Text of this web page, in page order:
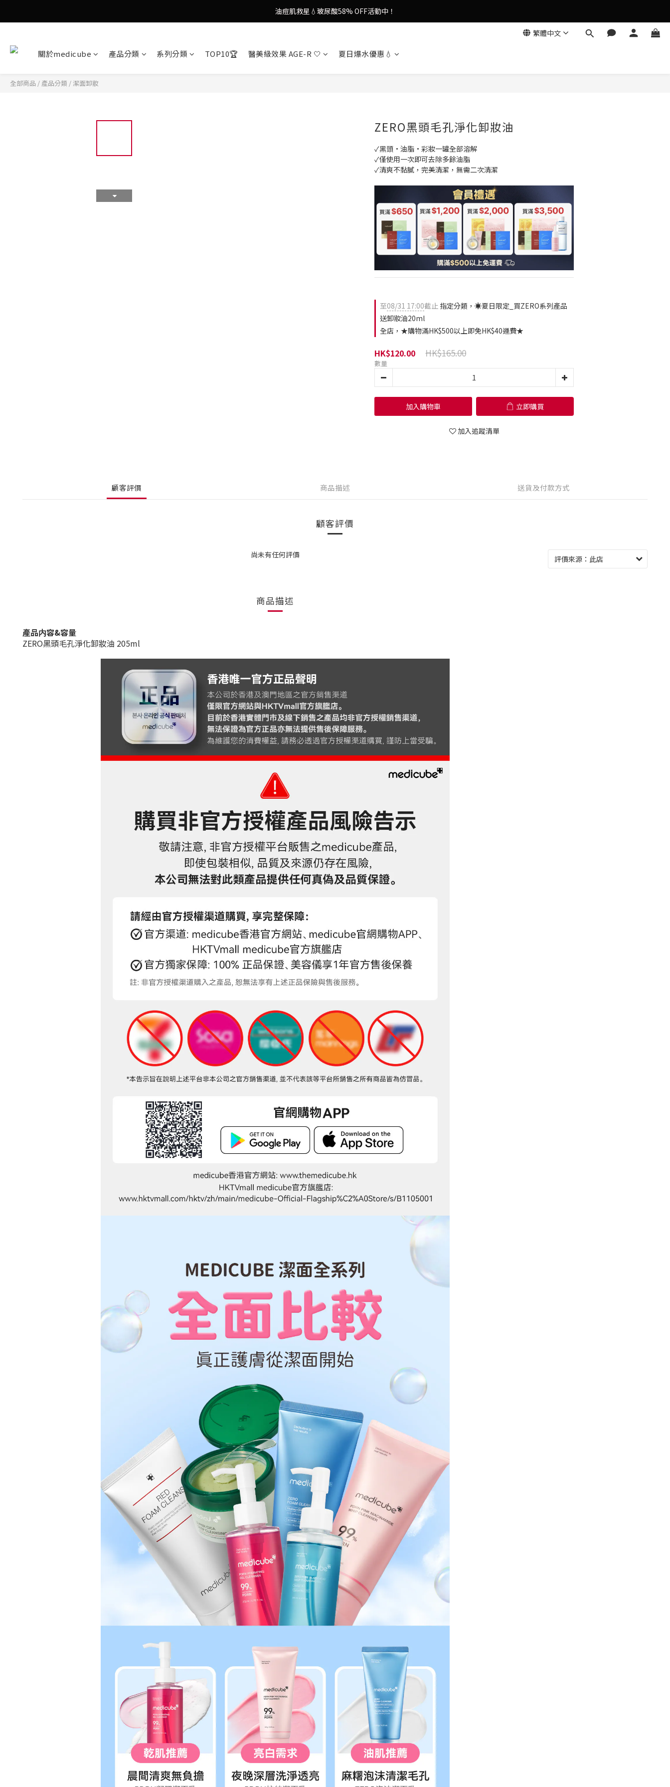
謝安琪愛用美容儀🌸護膚效果UP！
果凍噴霧！一噴即現美白光透肌✨
繁體中文
關於medicube 產品分類 系列分類 TOP10🏆 醫美級效果 AGE-R 🤍 夏日爆水優惠💧
全部商品 / 產品分類 / 潔面卸妝
ZERO黑頭毛孔淨化卸妝油
✓黑頭·油脂·彩妝一罐全部溶解
✓僅使用一次即可去除多餘油脂
✓清爽不黏膩，完美清潔，無需二次清潔
至08/31 17:00截止 指定分類，☀️夏日限定_買ZERO系列產品
送卸妝油20ml
全店，★購物滿HK$500以上即免HK$40運費★
HK$120.00 HK$165.00
數量
加入購物車 立即購買
加入追蹤清單
顧客評價 商品描述 送貨及付款方式
顧客評價
尚未有任何評價
商品描述
產品内容&容量
ZERO黑頭毛孔淨化卸妝油 205ml